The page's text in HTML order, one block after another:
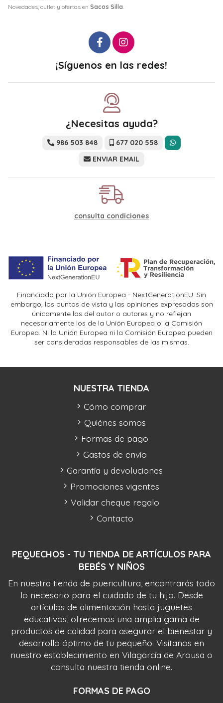
Novedades, outlet y ofertas en Sacos Silla
¡Síguenos en las redes!
¿Necesitas ayuda?
986 503 848
677 020 558
ENVIAR EMAIL
consulta condiciones
Financiado por la Unión Europea - NextGenerationEU. Sin
embargo, los puntos de vista y las opiniones expresadas son
únicamente los del autor o autores y no reflejan
necesariamente los de la Unión Europea o la Comisión
Europea. Ni la Unión Europea ni la Comisión Europea pueden
ser consideradas responsables de las mismas.
PEQUECHOS - TU TIENDA DE ARTÍCULOS PARA
BEBÉS Y NIÑOS
En nuestra tienda de puericultura, encontrarás todo
lo necesario para el cuidado de tu hijo. Desde
artículos de alimentación hasta juguetes
educativos, ofrecemos una amplia gama de
productos de calidad para asegurar el bienestar y
desarrollo óptimo de tu pequeño. Visítanos en
nuestro establecimiento en Vilagarcía de Arousa o
consulta nuestra tienda online.
FORMAS DE PAGO
NUESTRA TIENDA
Cómo comprar
Quiénes somos
Formas de pago
Gastos de envío
Garantía y devoluciones
Promociones vigentes
Validar cheque regalo
Contacto